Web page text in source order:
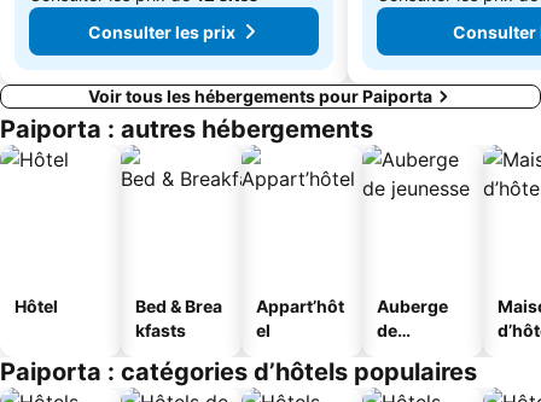
Consulter les prix
Consulter
Voir tous les hébergements pour Paiporta
Paiporta : autres hébergements
Hôtel
Bed & Brea
kfasts
Appart’hôt
el
Auberge
de
Paiporta : catégories d’hôtels populaires